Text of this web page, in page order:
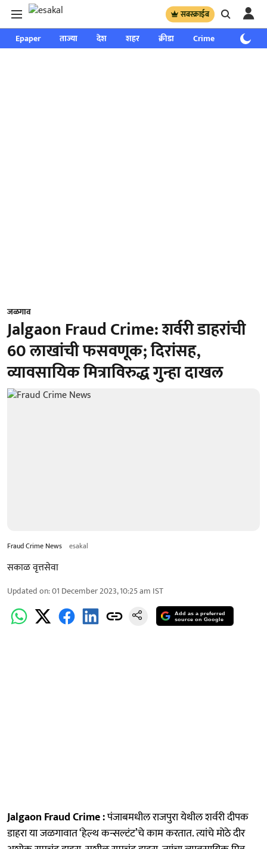
सबस्क्राईब
Epaper ताज्या देश शहर क्रीडा Crime साप्ताहिक
जळगाव
Jalgaon Fraud Crime: शर्वरी डाहरांची
60 लाखांची फसवणूक; दिरांसह,
व्यावसायिक मित्राविरुद्ध गुन्हा दाखल
Fraud Crime News esakal
सकाळ वृत्तसेवा
Updated on:01 December 2023, 10:25 am IST
Add as a preferred
source on Google
Jalgaon Fraud Crime :पंजाबमधील राजपुरा येथील शर्वरी दीपक
डाहरा या जळगावात ‘हेल्थ कन्सल्टंट’चे काम करतात. त्यांचे मोठे दीर